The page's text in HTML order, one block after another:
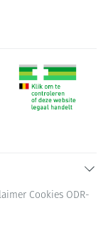
Cookies ODR-